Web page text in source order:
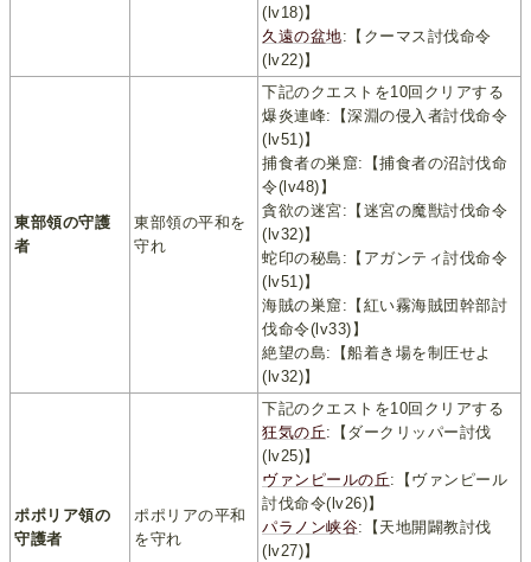
(lv18)】
久遠の盆地:【クーマス討伐命令
(lv22)】
東部領の守護
者
東部領の平和を
守れ
下記のクエストを10回クリアする
爆炎連峰:【深淵の侵入者討伐命令
(lv51)】
捕食者の巣窟:【捕食者の沼討伐命
令(lv48)】
貪欲の迷宮:【迷宮の魔獣討伐命令
(lv32)】
蛇印の秘島:【アガンティ討伐命令
(lv51)】
海賊の巣窟:【紅い霧海賊団幹部討
伐命令(lv33)】
絶望の島:【船着き場を制圧せよ
(lv32)】
ポポリア領の
守護者
ポポリアの平和
を守れ
下記のクエストを10回クリアする
狂気の丘:【ダークリッパー討伐
(lv25)】
ヴァンピールの丘:【ヴァンピール
討伐命令(lv26)】
パラノン峡谷:【天地開闢教討伐
(lv27)】